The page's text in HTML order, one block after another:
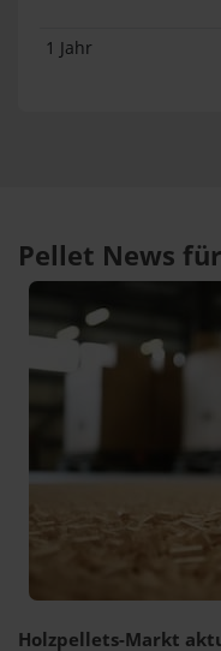
1 Jahr
Pellet News
Holzpellets-Markt